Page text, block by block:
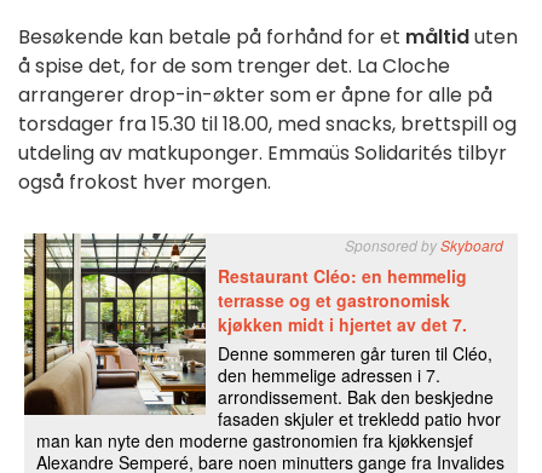
Besøkende kan betale på forhånd for et måltiduten
å spise det, for de som trenger det. La Cloche
arrangerer drop-in-økter som er åpne for alle på
torsdager fra 15.30 til 18.00, med snacks, brettspill og
utdeling av matkuponger. Emmaüs Solidarités tilbyr
også frokost hver morgen.